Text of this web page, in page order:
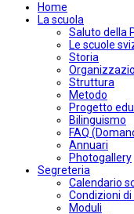
Home
La scuola
Saluto della
Le scuole
Storia
Struttura
Metodo
Progetto
Bilinguismo
FAQ
Annuari
Photogallery
Segreteria
Calendario
Condizioni
Moduli